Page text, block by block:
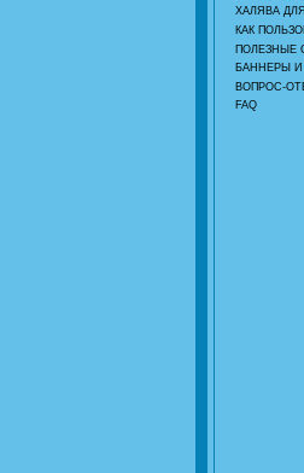
ХАЛЯВА
КАК
ПОЛЕЗНЫЕ
БАННЕРЫ
ВОПРОС-
FAQ